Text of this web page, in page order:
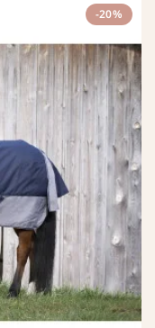
-20%